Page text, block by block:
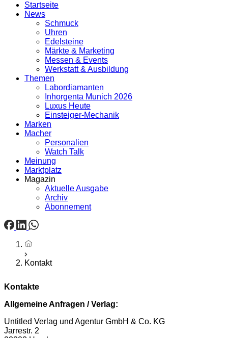
Startseite
News
Schmuck
Uhren
Edelsteine
Märkte & Marketing
Messen & Events
Werkstatt & Ausbildung
Themen
Labordiamanten
Inhorgenta Munich 2026
Luxus Heute
Einsteiger-Mechanik
Marken
Macher
Personalien
Watch Talk
Meinung
Marktplatz
Magazin
Aktuelle Ausgabe
Archiv
Abonnement
Startseite
Kontakt
Kontakte
Allgemeine Anfragen / Verlag:
Untitled Verlag und Agentur GmbH & Co. KG
Jarrestr. 2